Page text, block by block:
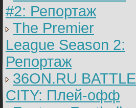
#2: Репортаж
The Premier
League Season 2:
Репортаж
36ON.RU BATTLE
CITY: Плей-офф